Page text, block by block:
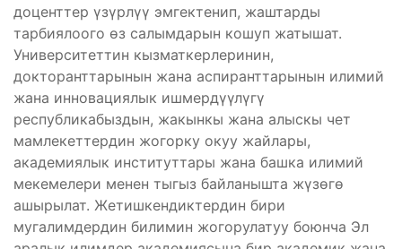
доценттер үзүрлүү эмгектенип, жаштарды
тарбиялоого өз салымдарын кошуп жатышат.
Университеттин кызматкерлеринин,
докторанттарынын жана аспиранттарынын илимий
жана инновациялык ишмердүүлүгү
республикабыздын, жакынкы жана алыскы чет
мамлекеттердин жогорку окуу жайлары,
академиялык институттары жана башка илимий
мекемелери менен тыгыз байланышта жүзөгө
ашырылат. Жетишкендиктердин бири
мугалимдердин билимин жогорулатуу боюнча Эл